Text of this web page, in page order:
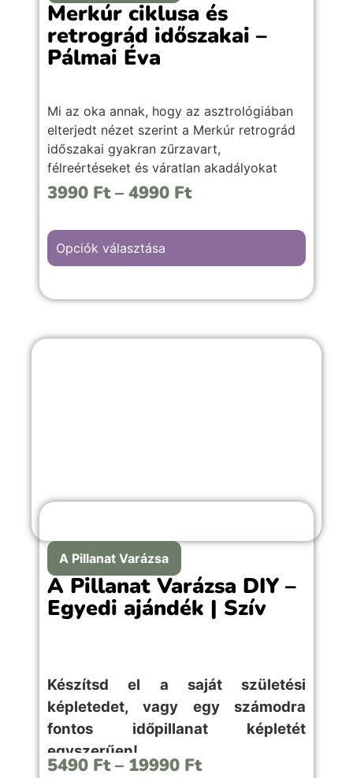
Merkúr ciklusa és
retrográd időszakai –
Pálmai Éva
Mi az oka annak, hogy az asztrológiában
elterjedt nézet szerint a Merkúr retrográd
időszakai gyakran zűrzavart,
félreértéseket és váratlan akadályokat
hoznak? Miért nem javasolt ilyenkor új
késéseket, félrecsúszott kommunikációt
vagy meghiúsult terveket? Vajon csak az
időszakokban, vagy mélyebb jelentéssel is
3990 Ft – 4990 Ft
Opciók választása
A Pillanat Varázsa
A Pillanat Varázsa DIY –
Egyedi ajándék | Szív
Készítsd el a saját születési
képletedet, vagy egy számodra
fontos időpillanat képletét
egyszerűen!
5490 Ft – 19990 Ft